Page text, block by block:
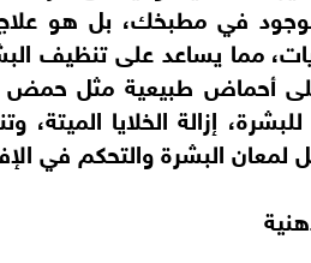
في مطبخك، بل هو
مما يساعد على
أحماض طبيعية مثل حمض
إزالة الخلايا
البشرة والتحكم في